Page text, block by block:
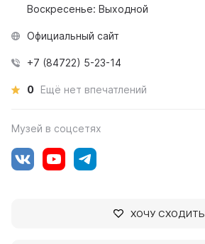
Воскресенье: Выходной
Официальный сайт
+7 (84722) 5-23-14
0 Ещё нет впечатлений
Музей в соцсетях
ХОЧУ СХОДИТЬ